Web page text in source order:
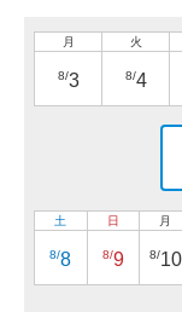
月
8/3
火
8/4
土
8/8
日
8/9
月
8/10